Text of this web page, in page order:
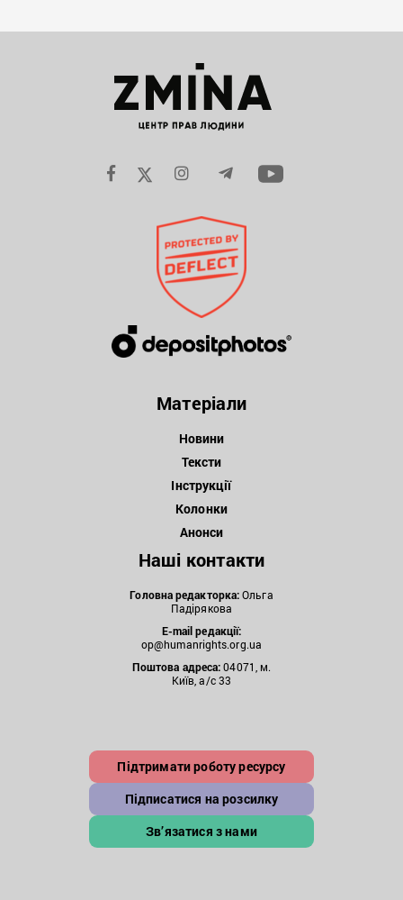
Матеріали
Новини
Тексти
Інструкції
Колонки
Анонси
Наші контакти
Головна редакторка:Ольга
Падірякова
E-mail редакції:
op@humanrights.org.ua
Поштова адреса:04071, м.
Київ, а/с 33
Підтримати роботу ресурсу
Підписатися на розсилку
Зв’язатися з нами